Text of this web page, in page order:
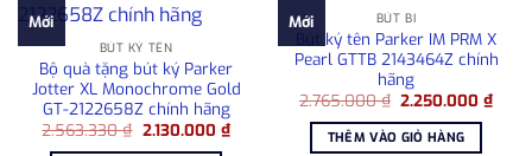
Mới
BÚT KÝ TÊN
Bộ quà tặng bút ký Parker
Jotter XL Monochrome Gold
GT-2122658Z chính hãng
2.563.330₫ Giá
2.130.000 ₫Giá
hiện
Mới BÚT BI
Bút ký tên Parker IM PRM X
Pearl GTTB 2143464Z chính
hãng
2.765.000₫ Giá
là:
2.765.000 ₫.
2.250.000₫Giá
hiện
THÊM VÀO GIỎ HÀNG